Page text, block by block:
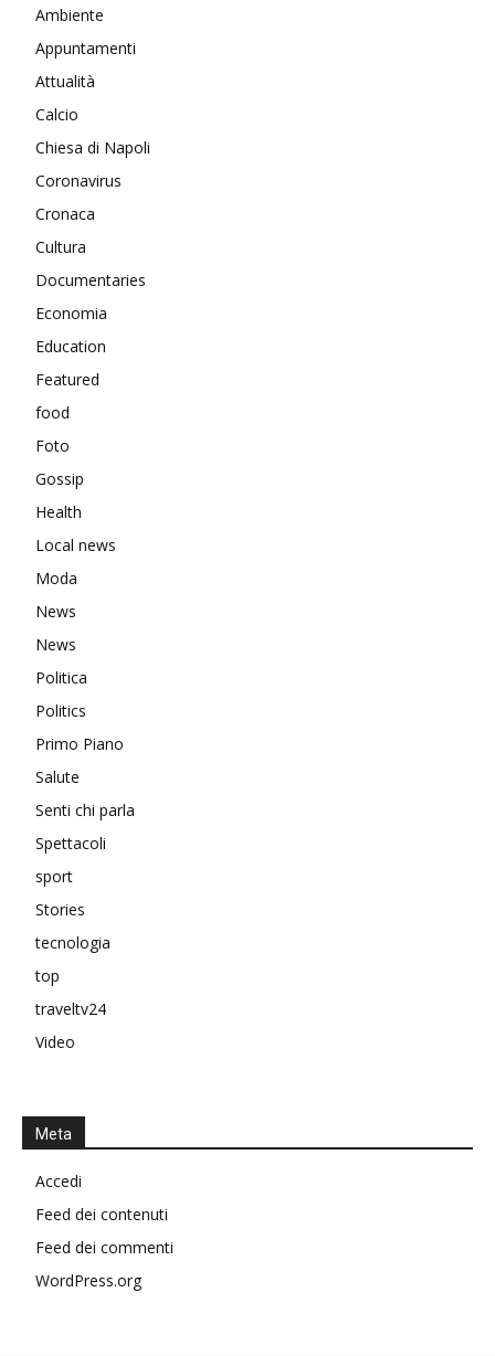
Ambiente
Appuntamenti
Attualità
Calcio
Chiesa di Napoli
Coronavirus
Cronaca
Cultura
Documentaries
Economia
Education
Featured
food
Foto
Gossip
Health
Local news
Moda
News
News
Politica
Politics
Primo Piano
Salute
Senti chi parla
Spettacoli
sport
Stories
tecnologia
top
traveltv24
Video
Meta
Accedi
Feed dei contenuti
Feed dei commenti
WordPress.org